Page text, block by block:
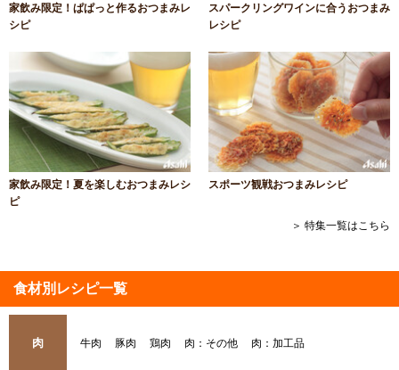
家飲み限定！ぱぱっと作るおつまみレ
シピ
スパークリングワインに合うおつまみ
レシピ
家飲み限定！夏を楽しむおつまみレシ
ピ
スポーツ観戦おつまみレシピ
＞ 特集一覧はこちら
食材別レシピ一覧
肉 牛肉 豚肉 鶏肉 肉：その他 肉：加工品